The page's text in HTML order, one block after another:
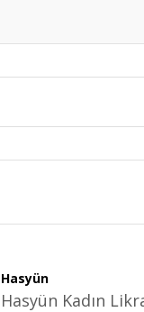
Hasyün
Hasyün Kadın